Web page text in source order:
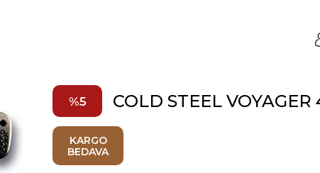
5 COLD STEEL
KARGO
BEDAVA